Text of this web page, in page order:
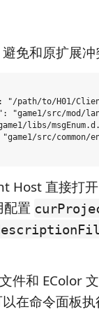
免和原扩展
"/path/to/H01/
"game1/src/mod/
libs/
src/common/
Host 直接打
配置
件和 EColor
在命令面板